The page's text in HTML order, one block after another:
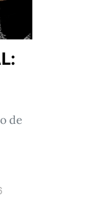
de